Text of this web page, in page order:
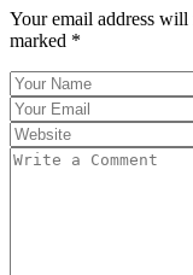
Your email address
marked *